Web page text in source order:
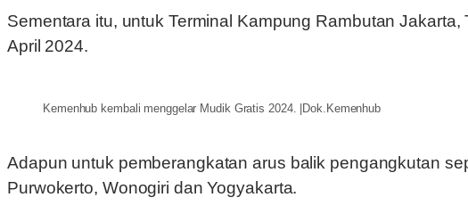
Sementara itu, untuk Terminal Kampung Rambutan
April 2024.
Kemenhub kembali menggelar Mudik Gratis 2024. |Dok.Kemenhub
Adapun untuk pemberangkatan arus balik pengangkutan
Purwokerto, Wonogiri dan Yogyakarta.